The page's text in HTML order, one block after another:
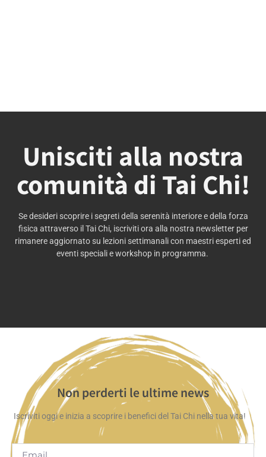
Unisciti alla nostra
comunità di Tai Chi!
Se desideri scoprire i segreti della serenità interiore e della forza
fisica attraverso il Tai Chi, iscriviti ora alla nostra newsletter per
rimanere aggiornato su lezioni settimanali con maestri esperti ed
eventi speciali e workshop in programma.
Non perderti le ultime news
Iscriviti oggi e inizia a scoprire i benefici del Tai Chi nella tua vita!